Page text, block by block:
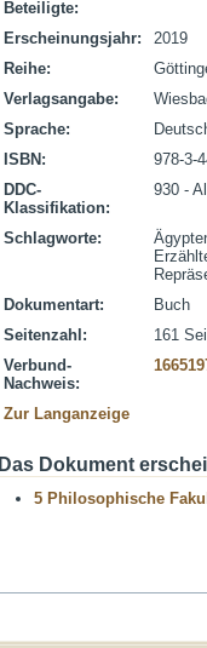
Beteiligte:
Erscheinungsjahr:
2019
Reihe:
Verlagsangabe:
Sprache:
ISBN:
978-3-
DDC-
Klassifikation:
930 -
Schlagworte:
Dokumentart:
Buch
Seitenzahl:
161
Verbund-
Nachweis:
Zur Langanzeige
Das Dokument
5 Philosophische